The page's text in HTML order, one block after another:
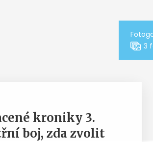
3
kroniky 3.
boj, zda zvolit